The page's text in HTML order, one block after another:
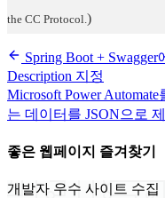
the CC Protocol. )
Spring Boot +
Description 지정
Microsoft Power
는 데이터를 JSON으로
좋은 웹페이지 즐겨찾기
개발자 우수 사이트 수집